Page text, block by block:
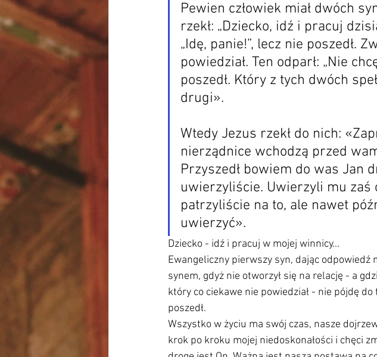
Pewien człowiek miał dwóch
rzekł: „Dziecko, idź i pracuj
„Idę, panie!”, lecz nie poszedł.
powiedział. Ten odparł: „Nie
poszedł. Który z tych dwóch
drugi».
Wtedy Jezus rzekł do nich:
nierządnice wchodzą przed
Przyszedł bowiem do was Jan
uwierzyliście. Uwierzyli mu zaś
patrzyliście na to, ale nawet
uwierzyć».
Dziecko - idź i pracuj w mojej winnicy...
Ewangeliczny pierwszy syn, dając odpowiedź
synem, gdyż nie otworzył się na relację - a
który co ciekawe nie powiedział - nie pójdę
poszedł.
Wszystko w życiu ma swój czas, nasze
krok po kroku mojej niedoskonałości i chęci